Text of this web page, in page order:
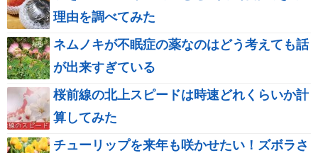
理由を調べてみた
ネムノキが不眠症の薬なのはどう考えても話
が出来すぎている
桜前線の北上スピードは時速どれくらいか計
算してみた
チューリップを来年も咲かせたい！ズボラさ